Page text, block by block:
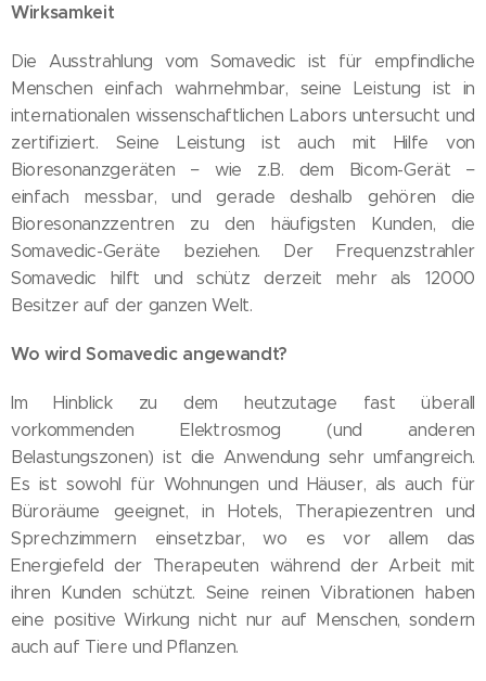
Wirksamkeit
Die Ausstrahlung vom Somavedic ist für empfindliche
Menschen einfach wahrnehmbar, seine Leistung ist in
internationalen wissenschaftlichen Labors untersucht und
zertifiziert. Seine Leistung ist auch mit Hilfe von
Bioresonanzgeräten − wie z.B. dem Bicom-Gerät −
einfach messbar, und gerade deshalb gehören die
Bioresonanzzentren zu den häufigsten Kunden, die
Somavedic-Geräte beziehen. Der Frequenzstrahler
Somavedic hilft und schütz derzeit mehr als 12000
Besitzer auf der ganzen Welt.
Wo wird Somavedic angewandt?
Im Hinblick zu dem heutzutage fast überall
vorkommenden Elektrosmog (und anderen
Belastungszonen) ist die Anwendung sehr umfangreich.
Es ist sowohl für Wohnungen und Häuser, als auch für
Büroräume geeignet, in Hotels, Therapiezentren und
Sprechzimmern einsetzbar, wo es vor allem das
Energiefeld der Therapeuten während der Arbeit mit
ihren Kunden schützt. Seine reinen Vibrationen haben
eine positive Wirkung nicht nur auf Menschen, sondern
auch auf Tiere und Pflanzen.